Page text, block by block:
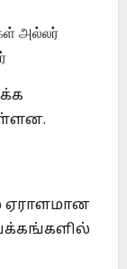
அல்லர்
ஏராளமான